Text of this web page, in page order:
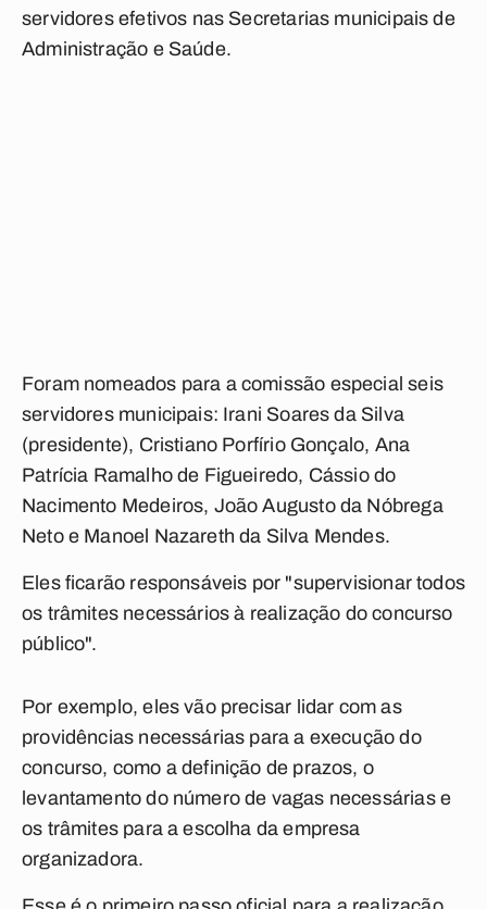
servidores efetivos nas Secretarias municipais de
Administração e Saúde.
Foram nomeados para a comissão especial seis
servidores municipais: Irani Soares da Silva
(presidente), Cristiano Porfírio Gonçalo, Ana
Patrícia Ramalho de Figueiredo, Cássio do
Nacimento Medeiros, João Augusto da Nóbrega
Neto e Manoel Nazareth da Silva Mendes.
Eles ficarão responsáveis por "supervisionar todos
os trâmites necessários à realização do concurso
público".
Por exemplo, eles vão precisar lidar com as
providências necessárias para a execução do
concurso, como a definição de prazos, o
levantamento do número de vagas necessárias e
os trâmites para a escolha da empresa
organizadora.